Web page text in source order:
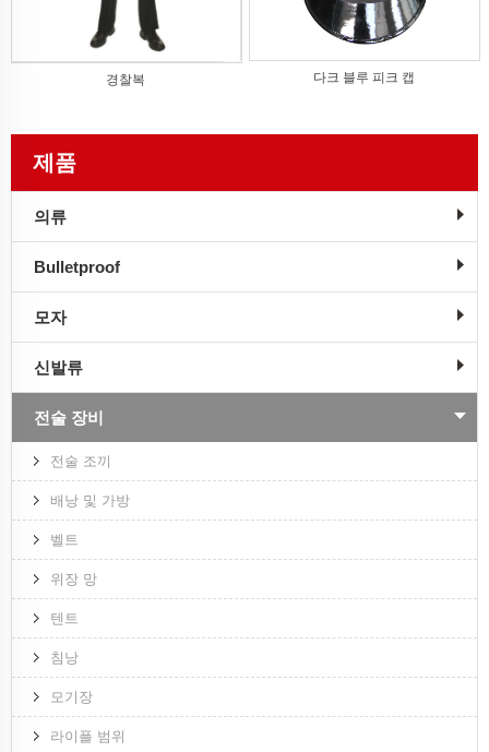
경찰복 다크 블루 피크 캡
제품
의류
Bulletproof
모자
신발류
전술 장비
전술 조끼
배낭 및 가방
벨트
위장 망
텐트
침낭
모기장
라이플 범위